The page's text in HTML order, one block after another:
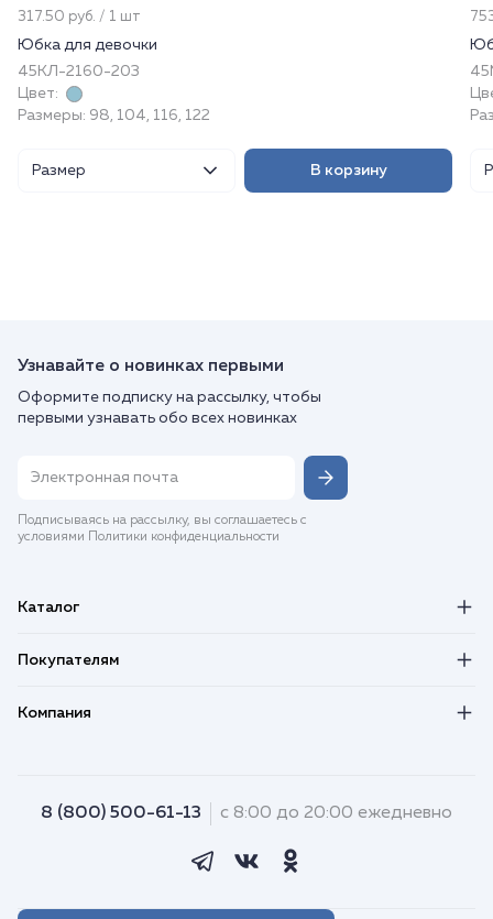
317.50 руб. / 1 шт
Юбка для девочки
45КЛ-2160-203
Цвет:
Размеры: 98, 104, 116, 122
Размер В корзину
Узнавайте о новинках первыми
Оформите подписку на рассылку, чтобы
первыми узнавать обо всех новинках
Подписываясь на рассылку, вы соглашаетесь с
условиями Политики конфиденциальности
Каталог
Покупателям
Компания
8 (800) 500-61-13 с 8:00 до 20:00 ежедневно